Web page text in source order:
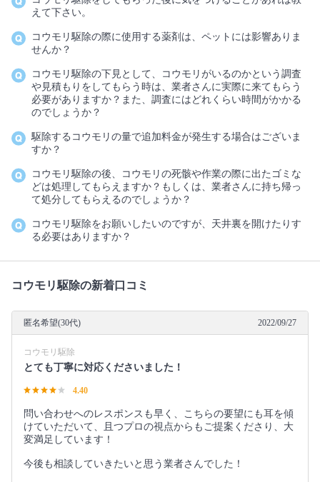
えて下さい。
コウモリ駆除の際に使用する薬剤は、ペットには影響ありま
せんか？
コウモリ駆除の下見として、コウモリがいるのかという調査
や見積もりをしてもらう時は、業者さんに実際に来てもらう
必要がありますか？また、調査にはどれくらい時間がかかる
のでしょうか？
駆除するコウモリの量で追加料金が発生する場合はございま
すか？
コウモリ駆除の後、コウモリの死骸や作業の際に出たゴミな
どは処理してもらえますか？もしくは、業者さんに持ち帰っ
て処分してもらえるのでしょうか？
コウモリ駆除をお願いしたいのですが、天井裏を開けたりす
る必要はありますか？
コウモリ駆除の新着口コミ
匿名希望(30代) 2022/09/27
コウモリ駆除
とても丁寧に対応くださいました！
4.40
問い合わせへのレスポンスも早く、こちらの要望にも耳を傾
けていただいて、且つプロの視点からもご提案くださり、大
変満足しています！
今後も相談していきたいと思う業者さんでした！